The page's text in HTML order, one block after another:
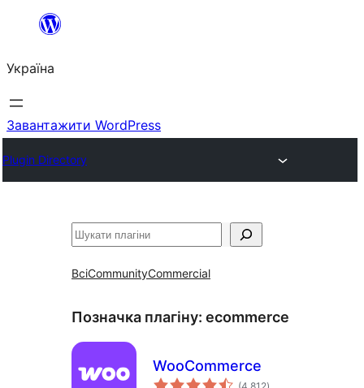
Перейти
вмісту
Україна
Завантажити WordPress
Plugin Directory
Пошук
ВсіCommunityCommercial
Позначка плагіну: ecommerce
WooCommerce
загальний